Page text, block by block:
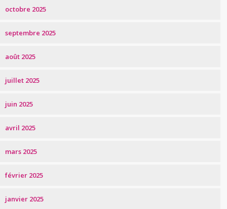
octobre 2025
septembre 2025
août 2025
juillet 2025
juin 2025
avril 2025
mars 2025
février 2025
janvier 2025